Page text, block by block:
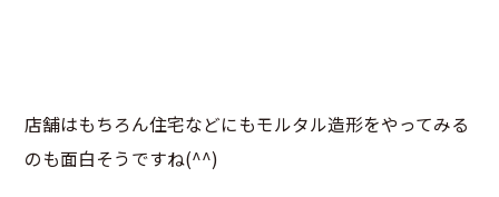
店舗はもちろん住宅などにもモルタル造形をやってみる
のも面白そうですね(^^)